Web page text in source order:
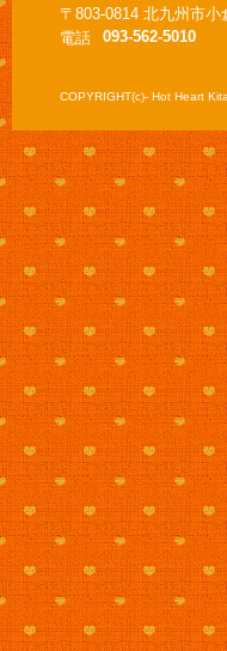
〒803-0814 北九州市
電話
093-562-5010
COPYRIGHT(c)- Hot Heart